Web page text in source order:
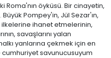
Roma'nın öyküsü. Bir cinayetin,
Pompey'in, Jül Sezar'ın,
ihanet etmelerinin,
savaşlarını yalan
yanlarına çekmek için en
savunucusuyum